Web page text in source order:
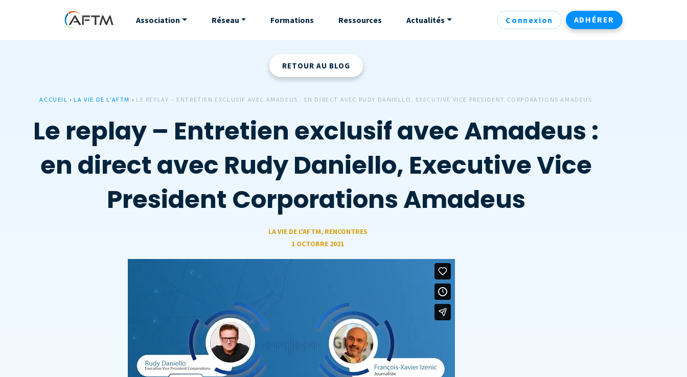
Association Réseau Formations Ressources Actualités Connexion ADHÉRER
RETOUR AU BLOG
ACCUEIL › LA VIE DE L'AFTM › LE REPLAY – ENTRETIEN EXCLUSIF AVEC AMADEUS : EN DIRECT AVEC RUDY DANIELLO, EXECUTIVE VICE PRESIDENT CORPORATIONS AMADEUS
Le replay – Entretien exclusif avec Amadeus :
en direct avec Rudy Daniello, Executive Vice
President Corporations Amadeus
LA VIE DE L'AFTM, RENCONTRES
1 OCTOBRE 2021